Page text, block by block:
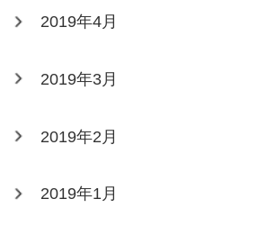
2019年4月
2019年3月
2019年2月
2019年1月